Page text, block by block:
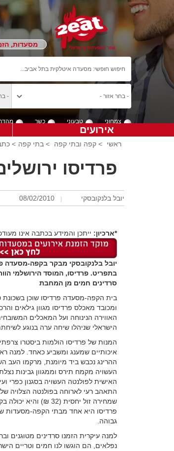
מסעדות,
צמחוני טבעוני כשר
אירועים
ראשי > קפה ובתי קפה > בתי קפה >
פרדיסו
יובל בלנקובסקי 08/02/2010
*ארכיון: ייתכן והמידע בכתבה אינו
יובל בלנקובסקי מבקר בקפה-מסעדה
בתפריט. פרדיסו, המוסד הירושלמי
סרדינים חמים מן המחבת
בית הקפה-מסעדה פרדיסו שוכן בשכונת
ומכובד מאכלס פרדיסו מגוון גילאים
האווירה הנינוחה ועל המאכלים
הישראלי שניהלו שיחה ערה בנוגע
המנות של פרדיסו הולמות ביסטרו
איכותיים שמענג ומשביע כאחד. למנה
ההרינג נכבש ביד מיומנת, מרקמו העב
העשויה מקמח תירס וממגוון גבינות
האישית לפולנטה העשויה בסגנון כפרי
התאהב רעי לארוחה בפולנטה הצלויה של
שמחירה זול יחסית
פרדיסו היא אחד מבתי הקפה-מסעדות
גבוהה.
למנה עיקרית הזמנו סרדינים מטוגנים
נפלאים, הם הוגשו לנו חמים וטריים